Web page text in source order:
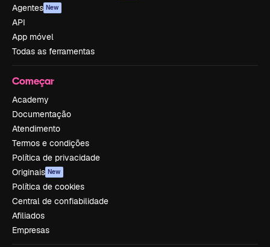
Agentes New
API
App móvel
Todas as ferramentas
Começar
Academy
Documentação
Atendimento
Termos e condições
Política de privacidade
Originais New
Política de cookies
Central de confiabilidade
Afiliados
Empresas